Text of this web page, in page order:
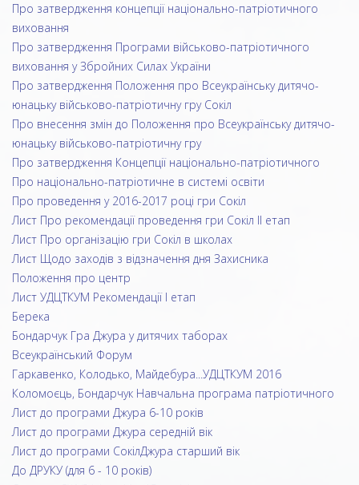
Про затвердження концепції національно-патріотичного
виховання
Про затвердження Програми військово-патріотичного
виховання у Збройних Силах України
Про затвердження Положення про Всеукраїнську дитячо-
юнацьку військово-патріотичну гру Сокіл
Про внесення змін до Положення про Всеукраїнську дитячо-
юнацьку військово-патріотичну гру
Про затвердження Концепції національно-патріотичного
Про національно-патріотичне в системі освіти
Про проведення у 2016-2017 році гри Сокіл
Лист Про рекомендації проведення гри Сокіл ІІ етап
Лист Про організацію гри Сокіл в школах
Лист Щодо заходів з відзначення дня Захисника
Положення про центр
Лист УДЦТКУМ Рекомендації І етап
Берека
Бондарчук Гра Джура у дитячих таборах
Всеукраїнський Форум
Гаркавенко, Колодько, Майдебура...УДЦТКУМ 2016
Коломоєць, Бондарчук Навчальна програма патріотичного
Лист до програми Джура 6-10 років
Лист до програми Джура середній вік
Лист до програми СокілДжура старший вік
До ДРУКУ (для 6 - 10 років)